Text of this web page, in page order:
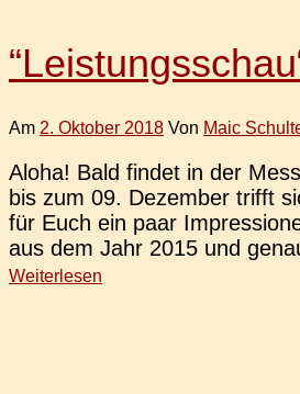
Am 2. Oktober 2018 Von Maic
Aloha! Bald findet in der
bis zum 09. Dezem­ber trifft
für Euch ein paar
aus dem Jahr 2015 und
Weiterlesen